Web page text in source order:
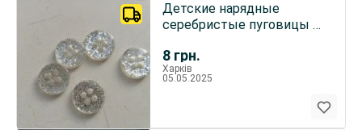
8 грн.
Детские нарядные
серебристые пуговицы 5
Харків
05.05.2025